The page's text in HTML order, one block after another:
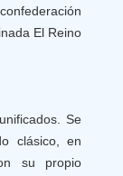
El Reino
Se
clásico, en
su propio